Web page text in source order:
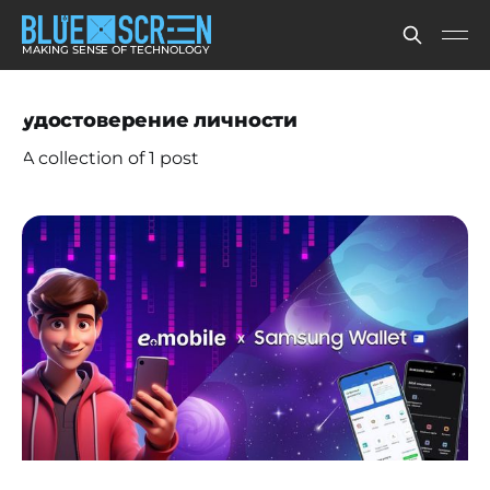
MAKING SENSE OF TECHNOLOGY
удостоверение личности
A collection of 1 post